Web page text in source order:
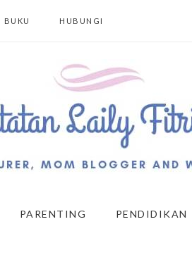
BUKU HUBUNGI
PARENTING PENDIDIKAN